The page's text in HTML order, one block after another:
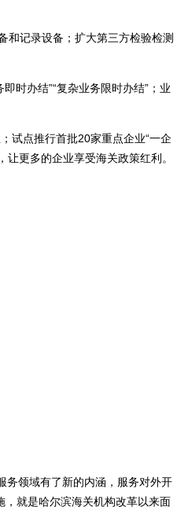
记录设备；扩大第三方检验检测
时办结”“复杂业务限时办结”；业
试点推行首批20家重点企业“一企
更多的企业享受海关政策红利。
领域有了新的内涵，服务对外开
就是哈尔滨海关机构改革以来面